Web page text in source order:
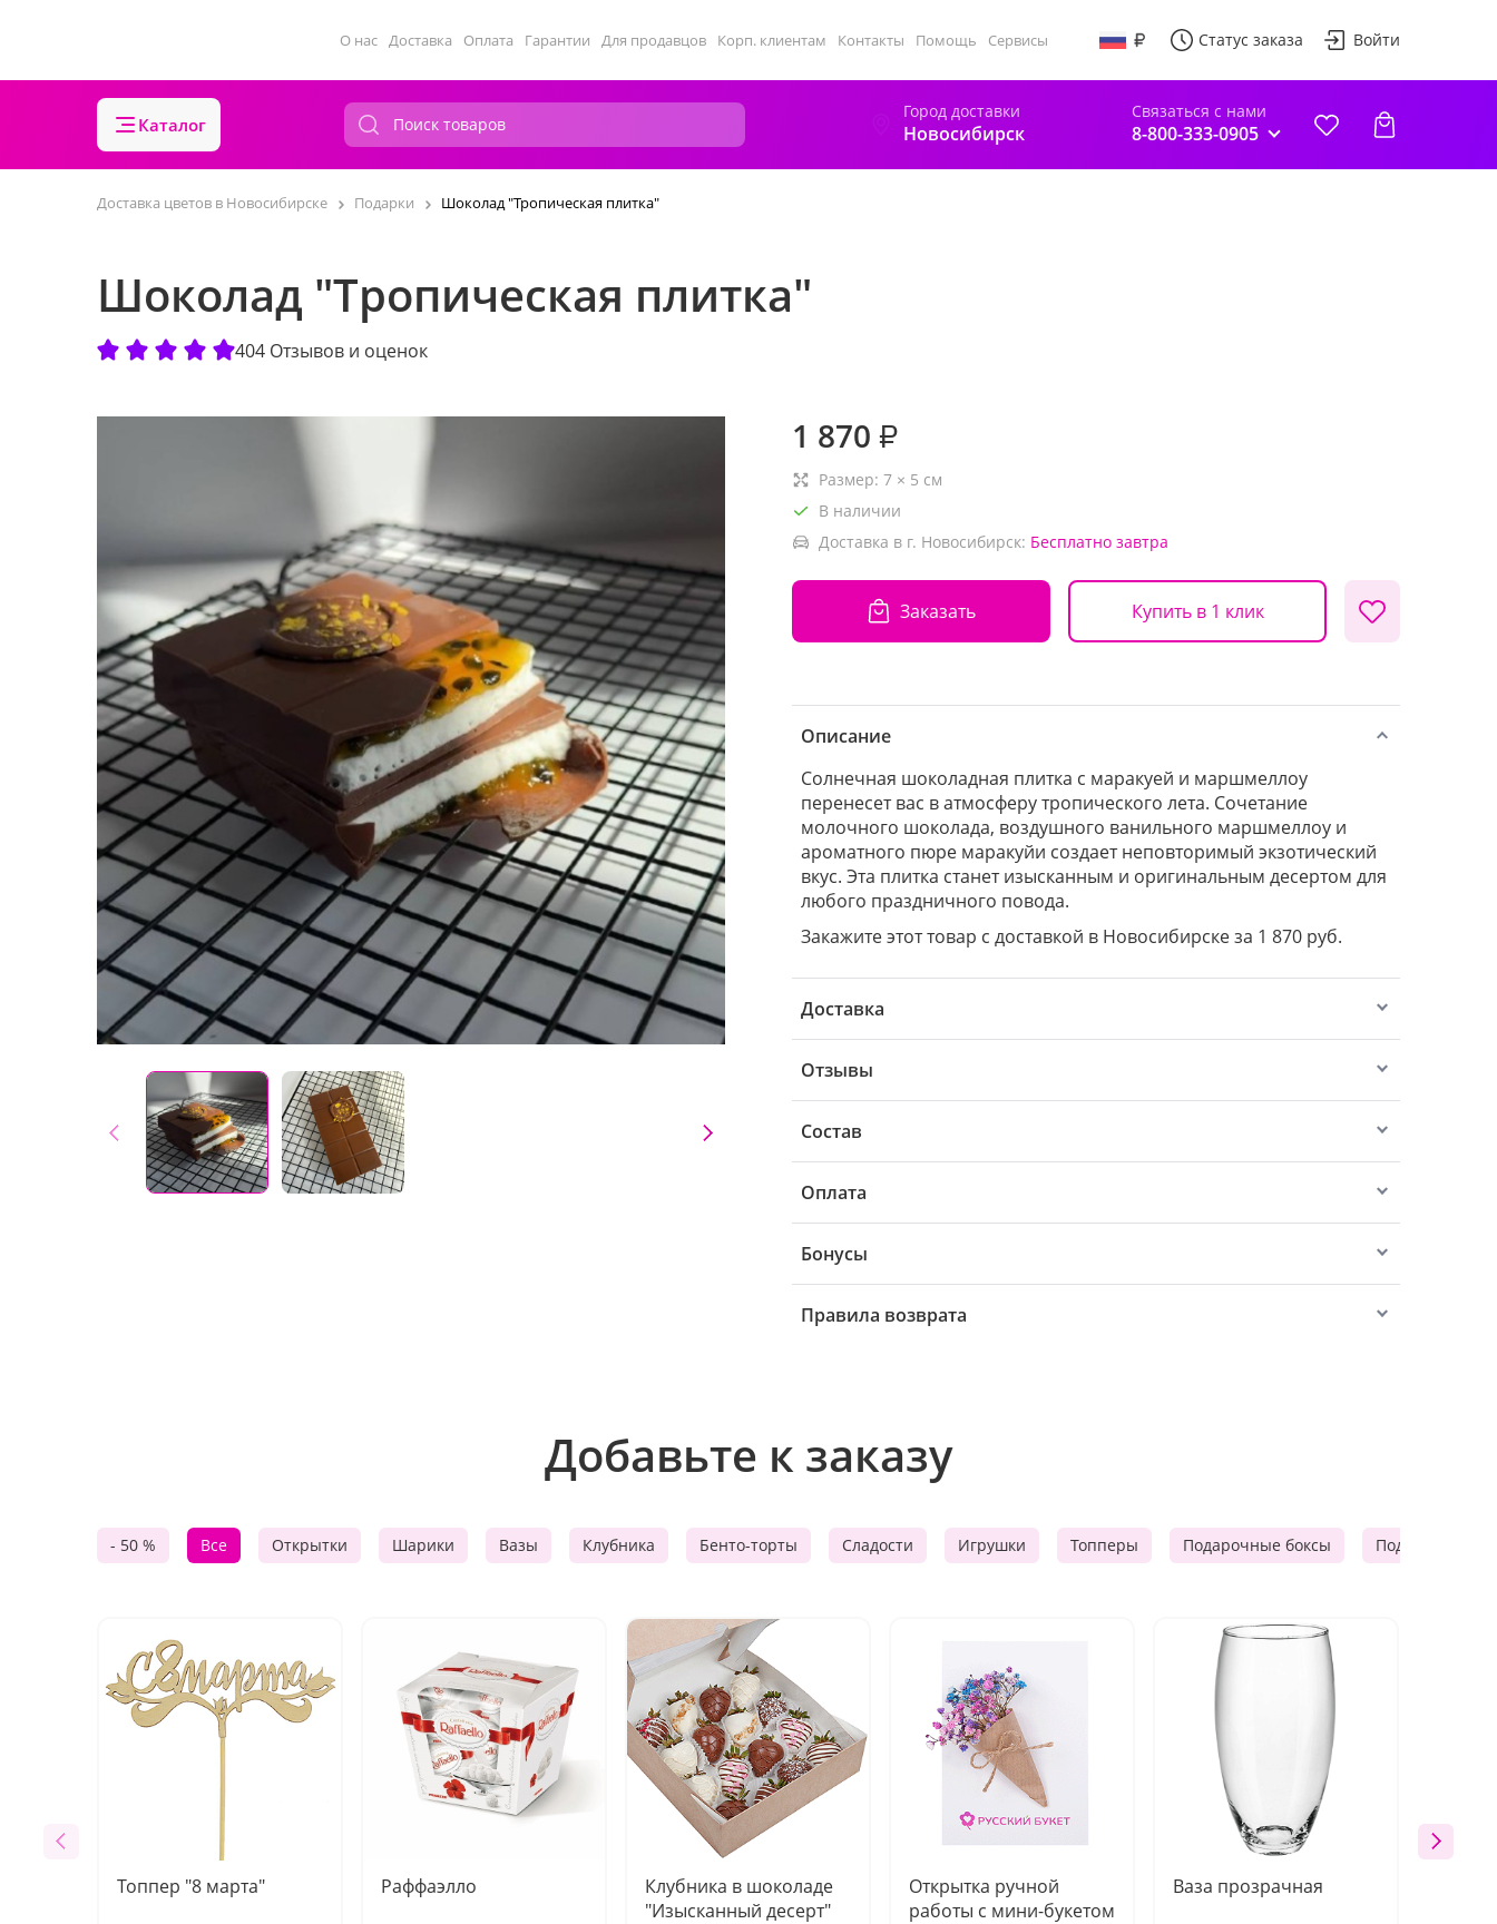
О нас Доставка Оплата Гарантии Для продавцов Корп. клиентам Контакты Помощь Сервисы Статус заказа Войти
Каталог
Город доставки
Новосибирск
Связаться с нами
8-800-333-0905
Доставка цветов в Новосибирске Подарки Шоколад "Тропическая плитка"
Шоколад "Тропическая плитка"
404 Отзывов и оценок
1 870 ₽
Размер: 7 × 5 см
В наличии
Доставка в г. Новосибирск: Бесплатно завтра
Заказать Купить в 1 клик
Описание
Солнечная шоколадная плитка с маракуей и маршмеллоу
перенесет вас в атмосферу тропического лета. Сочетание
молочного шоколада, воздушного ванильного маршмеллоу и
ароматного пюре маракуйи создает неповторимый экзотический
вкус. Эта плитка станет изысканным и оригинальным десертом для
любого праздничного повода.
Закажите этот товар с доставкой в Новосибирске за 1 870 руб.
Доставка
Отзывы
Состав
Оплата
Бонусы
Правила возврата
Добавьте к заказу
- 50 % Все Открытки Шарики Вазы Клубника Бенто-торты Сладости Игрушки Топперы Подарочные боксы Подарочные
Топпер "8 марта" Раффаэлло
Клубника в шоколаде
"Изысканный десерт"
Открытка ручной
работы с мини-букетом
Ваза прозрачная